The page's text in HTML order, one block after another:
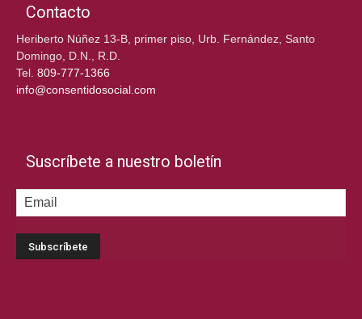
Contacto
Heriberto Núñez 13-B, primer piso, Urb. Fernández, Santo
Domingo, D.N., R.D.
Tel. 809-777-1366
info@consentidosocial.com
Suscríbete a nuestro boletín